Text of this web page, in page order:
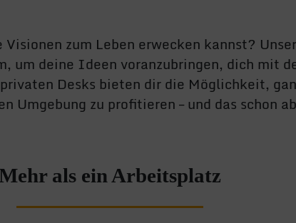
zum Leben erwecken kannst? Unser
um deine Ideen voranzubringen, dich mit
Desks bieten dir die Möglichkeit,
Umgebung zu profitieren – und das schon
als ein Arbeitsplatz